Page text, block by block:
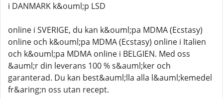
i DANMARK k&ouml;p LSD
online i SVERIGE, du kan k&ouml;pa MDMA (Ecstasy)
online och k&ouml;pa MDMA (Ecstasy) online i Italien
och k&ouml;pa MDMA online i BELGIEN. Med oss ​​
&auml;r din leverans 100 % s&auml;ker och
garanterad. Du kan best&auml;lla alla l&auml;kemedel
fr&aring;n oss utan recept.